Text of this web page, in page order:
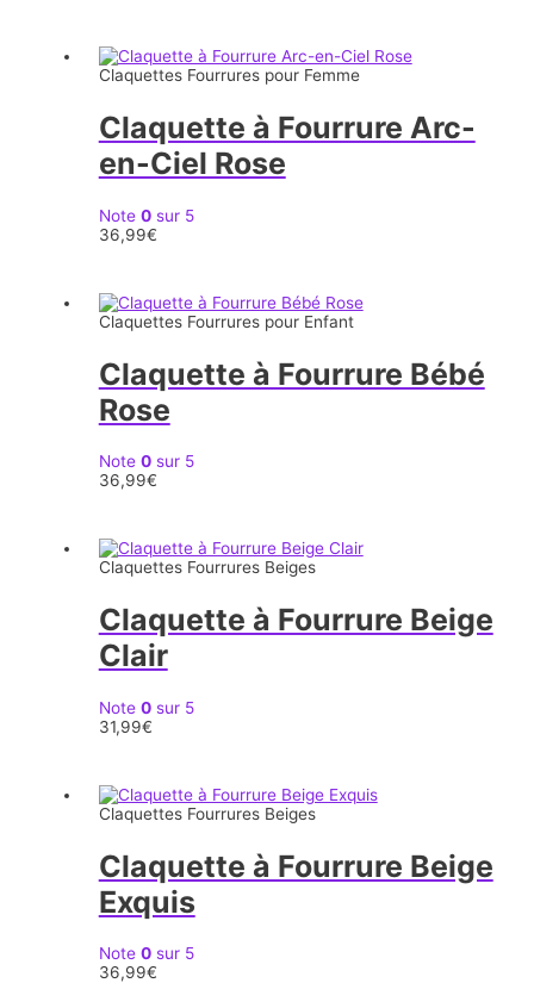
Claquettes Fourrures pour Femme
Claquette à Fourrure Arc-
en-Ciel Rose
Note 0sur 5
36,99€
Claquettes Fourrures pour Enfant
Claquette à Fourrure Bébé
Rose
Note 0sur 5
36,99€
Claquettes Fourrures Beiges
Claquette à Fourrure Beige
Clair
Note 0sur 5
31,99€
Claquettes Fourrures Beiges
Claquette à Fourrure Beige
Exquis
Note 0sur 5
36,99€